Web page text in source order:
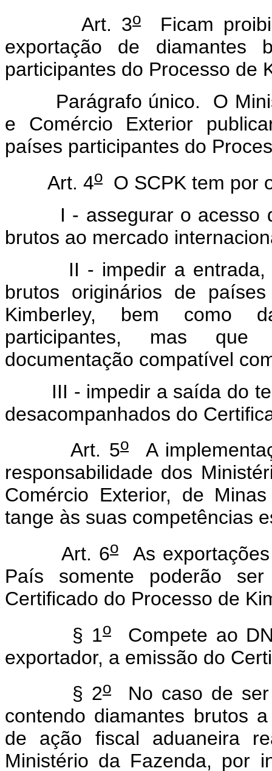
Art. 3o Ficam
exportação de diamantes
participantes do Processo de
Parágrafo único. O
e Comércio Exterior
países participantes do
Art. 4o O SCPK tem por
I - assegurar o acesso da
brutos ao mercado
II - impedir a entrada,
brutos originários de
Kimberley, bem como
participantes, mas que
documentação compatível
III - impedir a saída do
desacompanhados do
Art. 5oA
responsabilidade dos
Comércio Exterior, de
tange às suas competências
Art. 6oAs exportações
País somente poderão
Certificado do Processo de
§ 1oCompete ao
exportador, a emissão do
§ 2o
No caso de ser
contendo diamantes brutos
de ação fiscal aduaneira
Ministério da Fazenda, por